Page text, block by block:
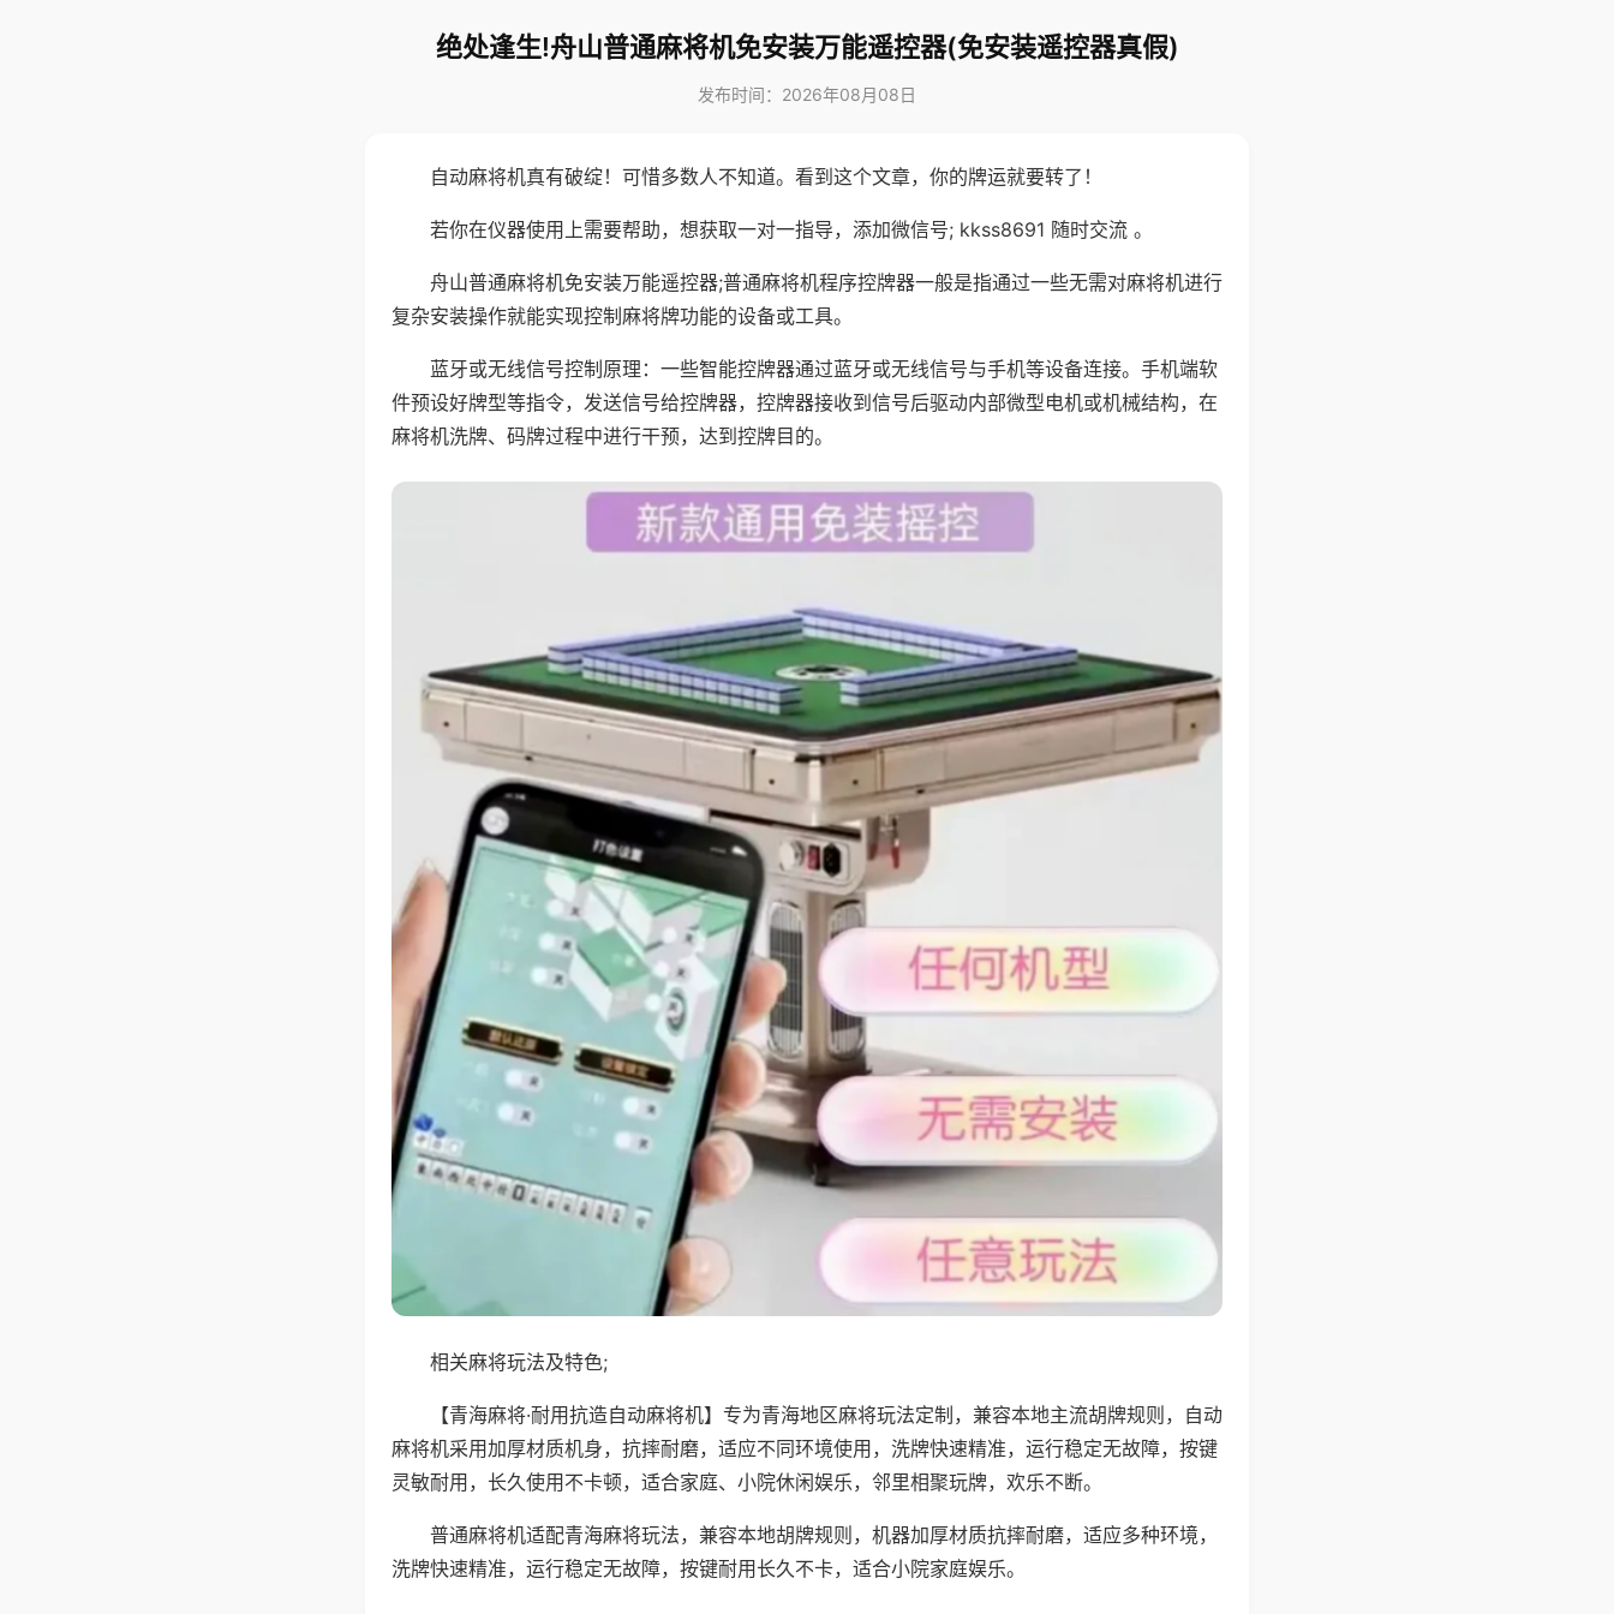
绝处逢生!舟山普通麻将机免安装万能遥控器(免安装遥控器真假)
发布时间：2026年08月08日
自动麻将机真有破绽！可惜多数人不知道。看到这个文章，你的牌运就要转了！
若你在仪器使用上需要帮助，想获取一对一指导，添加微信号; kkss8691 随时交流 。
舟山普通麻将机免安装万能遥控器;普通麻将机程序控牌器一般是指通过一些无需对麻将机进行
复杂安装操作就能实现控制麻将牌功能的设备或工具。
蓝牙或无线信号控制原理：一些智能控牌器通过蓝牙或无线信号与手机等设备连接。手机端软
件预设好牌型等指令，发送信号给控牌器，控牌器接收到信号后驱动内部微型电机或机械结构，在
麻将机洗牌、码牌过程中进行干预，达到控牌目的。
相关麻将玩法及特色;
【青海麻将·耐用抗造自动麻将机】专为青海地区麻将玩法定制，兼容本地主流胡牌规则，自动
麻将机采用加厚材质机身，抗摔耐磨，适应不同环境使用，洗牌快速精准，运行稳定无故障，按键
灵敏耐用，长久使用不卡顿，适合家庭、小院休闲娱乐，邻里相聚玩牌，欢乐不断。
普通麻将机适配青海麻将玩法，兼容本地胡牌规则，机器加厚材质抗摔耐磨，适应多种环境，
洗牌快速精准，运行稳定无故障，按键耐用长久不卡，适合小院家庭娱乐。